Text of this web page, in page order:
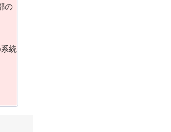
の
統